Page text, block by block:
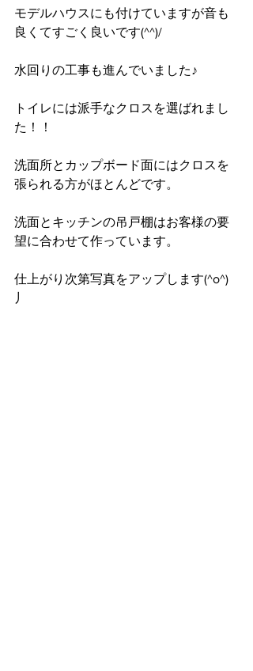
モデルハウスにも付けていますが音も
良くてすごく良いです(^^)/
水回りの工事も進んでいました♪
トイレには派手なクロスを選ばれまし
た！！
洗面所とカップボード面にはクロスを
張られる方がほとんどです。
洗面とキッチンの吊戸棚はお客様の要
望に合わせて作っています。
仕上がり次第写真をアップします(^o^)
丿